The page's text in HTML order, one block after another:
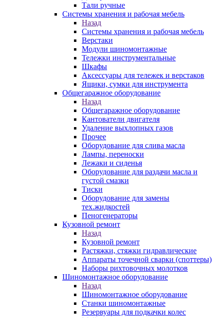
Тали ручные
Системы хранения и рабочая мебель
Назад
Системы хранения и рабочая мебель
Верстаки
Модули шиномонтажные
Тележки инструментальные
Шкафы
Аксессуары для тележек и верстаков
Ящики, сумки для инструмента
Общегаражное оборудование
Назад
Общегаражное оборудование
Кантователи двигателя
Удаление выхлопных газов
Прочее
Оборудование для слива масла
Лампы, переноски
Лежаки и сиденья
Оборудование для раздачи масла и
густой смазки
Тиски
Оборудование для замены
тех.жидкостей
Пеногенераторы
Кузовной ремонт
Назад
Кузовной ремонт
Растяжки, стяжки гидравлические
Аппараты точечной сварки (споттеры)
Наборы рихтовочных молотков
Шиномонтажное оборудование
Назад
Шиномонтажное оборудование
Станки шиномонтажные
Резервуары для подкачки колес